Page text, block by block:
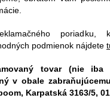
poriadku,
podmienok nájdete
tovar (nie iba
v obale
Karpatská 3163/5,